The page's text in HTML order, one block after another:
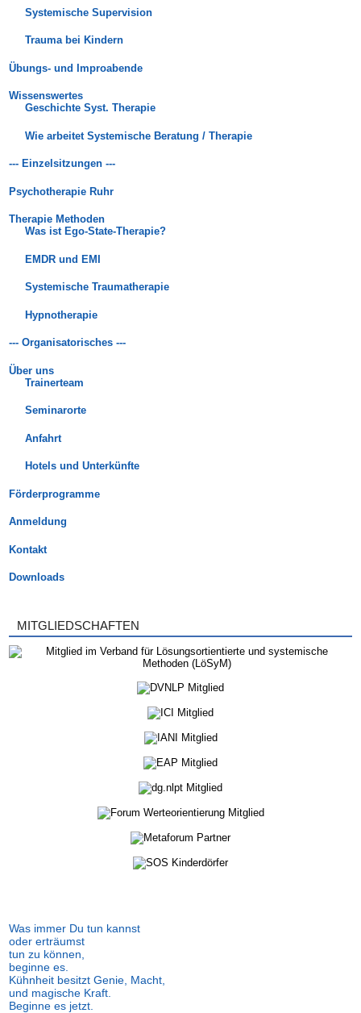
Systemische Supervision
Trauma bei Kindern
Übungs- und Improabende
Wissenswertes
Geschichte Syst. Therapie
Wie arbeitet Systemische Beratung / Therapie
--- Einzelsitzungen ---
Psychotherapie Ruhr
Therapie Methoden
Was ist Ego-State-Therapie?
EMDR und EMI
Systemische Traumatherapie
Hypnotherapie
--- Organisatorisches ---
Über uns
Trainerteam
Seminarorte
Anfahrt
Hotels und Unterkünfte
Förderprogramme
Anmeldung
Kontakt
Downloads
MITGLIEDSCHAFTEN
Was immer Du tun kannst
oder erträumst
tun zu können,
beginne es.
Kühnheit besitzt Genie, Macht,
und magische Kraft.
Beginne es jetzt.